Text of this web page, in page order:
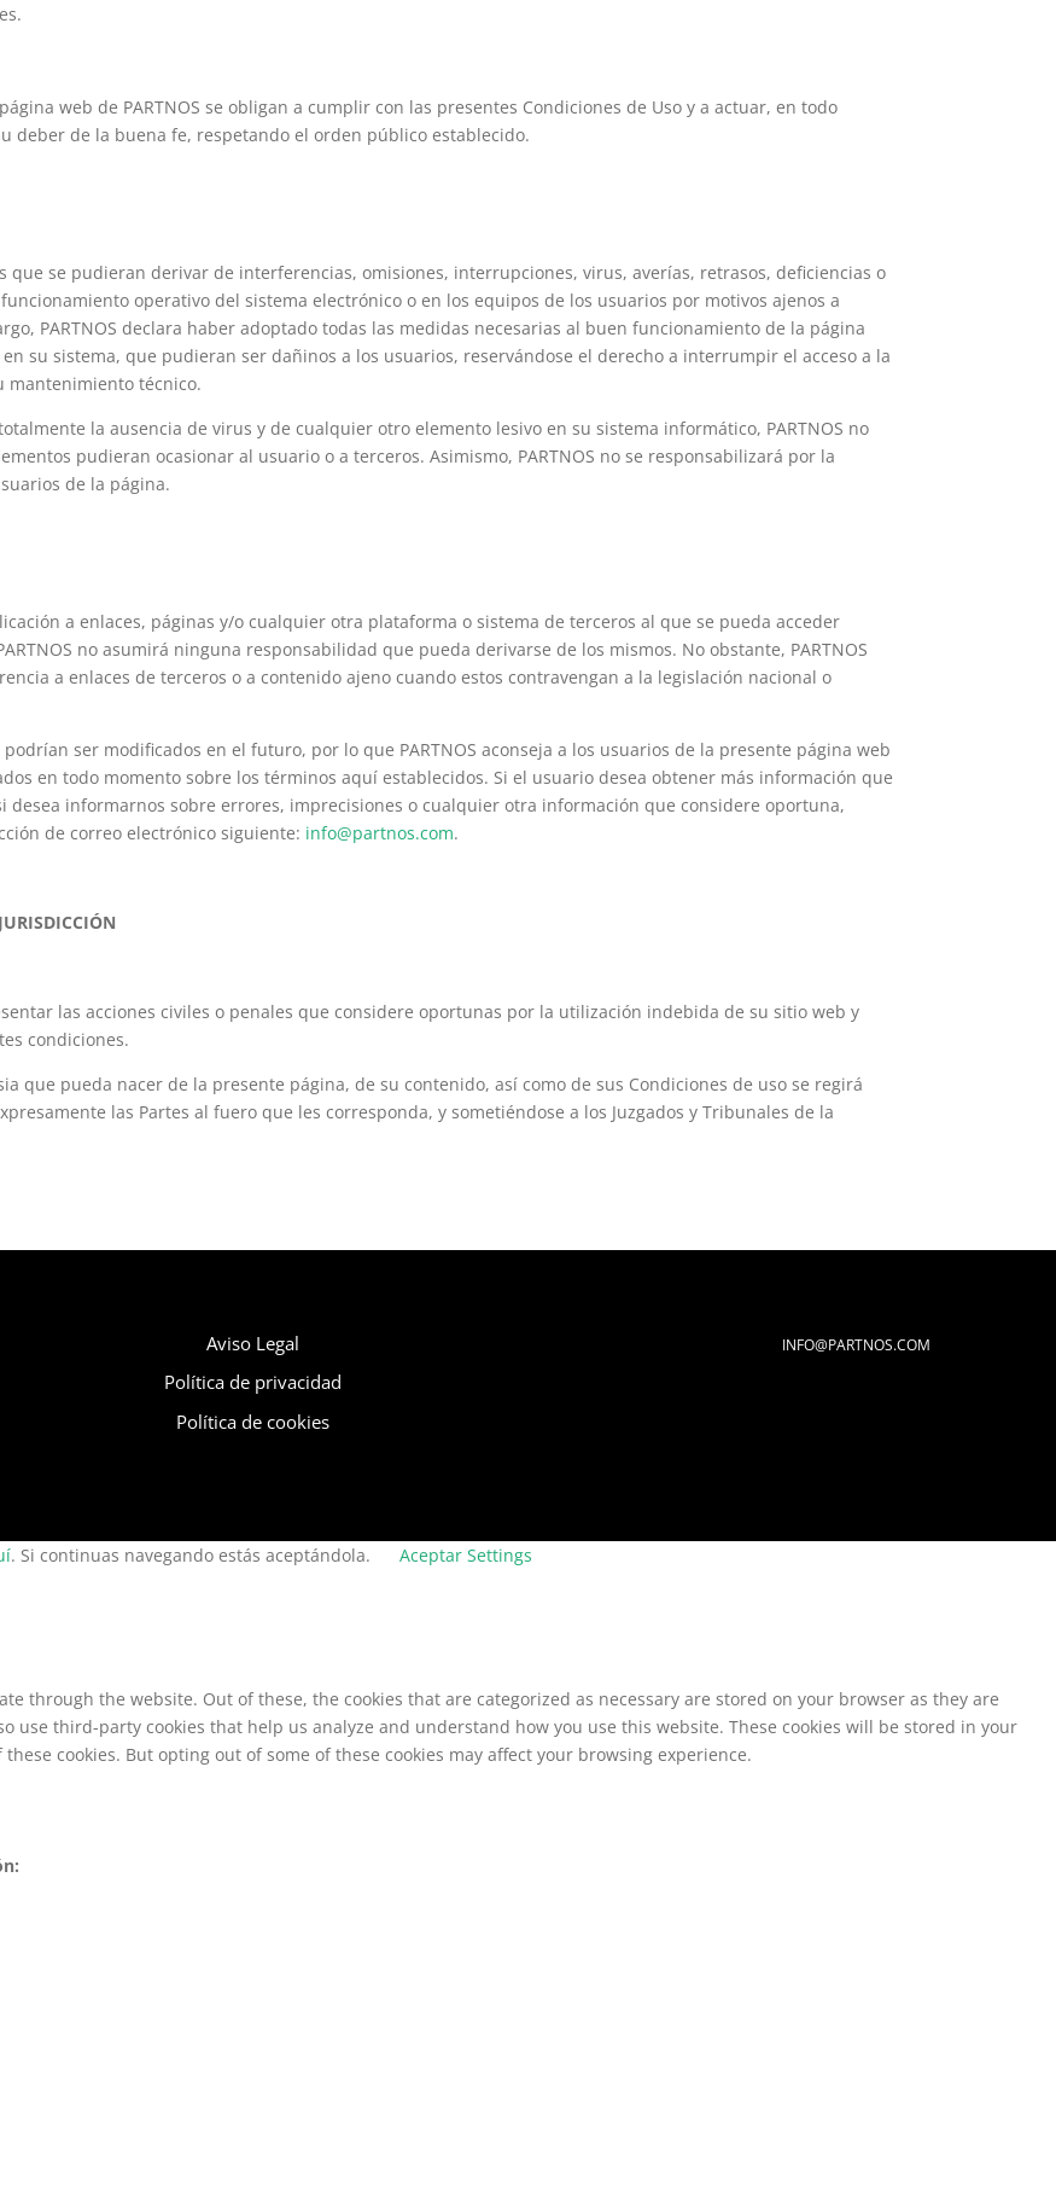
web de PARTNOS se obligan a cumplir con las presentes Condiciones de Uso y a actuar, en todo
deber de la buena fe, respetando el orden público establecido.
que se pudieran derivar de interferencias, omisiones, interrupciones, virus, averías, retrasos, deficiencias o
operativo del sistema electrónico o en los equipos de los usuarios por motivos ajenos a
PARTNOS declara haber adoptado todas las medidas necesarias al buen funcionamiento de la página
su sistema, que pudieran ser dañinos a los usuarios, reservándose el derecho a interrumpir el acceso a la
mantenimiento técnico.
la ausencia de virus y de cualquier otro elemento lesivo en su sistema informático, PARTNOS no
pudieran ocasionar al usuario o a terceros. Asimismo, PARTNOS no se responsabilizará por la
de la página.
a enlaces, páginas y/o cualquier otra plataforma o sistema de terceros al que se pueda acceder
no asumirá ninguna responsabilidad que pueda derivarse de los mismos. No obstante, PARTNOS
a enlaces de terceros o a contenido ajeno cuando estos contravengan a la legislación nacional o
ser modificados en el futuro, por lo que PARTNOS aconseja a los usuarios de la presente página web
en todo momento sobre los términos aquí establecidos. Si el usuario desea obtener más información que
desea informarnos sobre errores, imprecisiones o cualquier otra información que considere oportuna,
de correo electrónico siguiente: info@partnos.com.
las acciones civiles o penales que considere oportunas por la utilización indebida de su sitio web y
condiciones.
que pueda nacer de la presente página, de su contenido, así como de sus Condiciones de uso se regirá
las Partes al fuero que les corresponda, y sometiéndose a los Juzgados y Tribunales de la
Aviso Legal
Política de privacidad
Política de cookies
INFO@PARTNOS.COM
. Si continuas navegando estás aceptándola. Aceptar Settings
through the website. Out of these, the cookies that are categorized as necessary are stored on your browser as they are
use third-party cookies that help us analyze and understand how you use this website. These cookies will be stored in your
cookies. But opting out of some of these cookies may affect your browsing experience.